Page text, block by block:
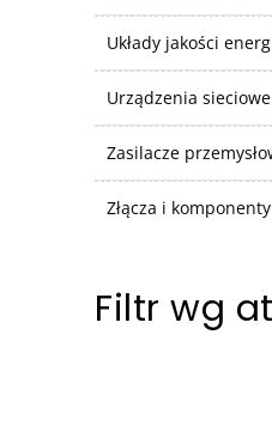
Układy jakości
Urządzenia sieciowe
Zasilacze
Złącza i
Filtr wg